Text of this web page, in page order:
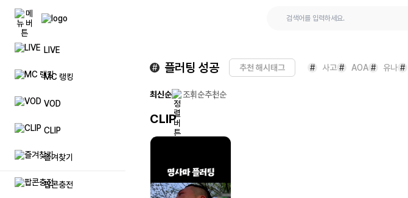
LIVE
MC 랭킹
VOD
CLIP
즐겨찾기
팝콘충전
팝콘(캐쉬)
팝콘상품권 등록
이벤트 팝콘(캐쉬)
풀방 입장권
리스트업
시청인원 업
공지사항
문의하기
제안하기
자주묻는 질문
# 플러팅 성공 추천 해시태그 # 사고 # AOA # 유나 #
최신순 조회순추천순
CLIP